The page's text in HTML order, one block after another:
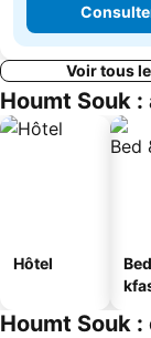
Voir tous
Houmt Souk
Hôtel
Houmt Souk